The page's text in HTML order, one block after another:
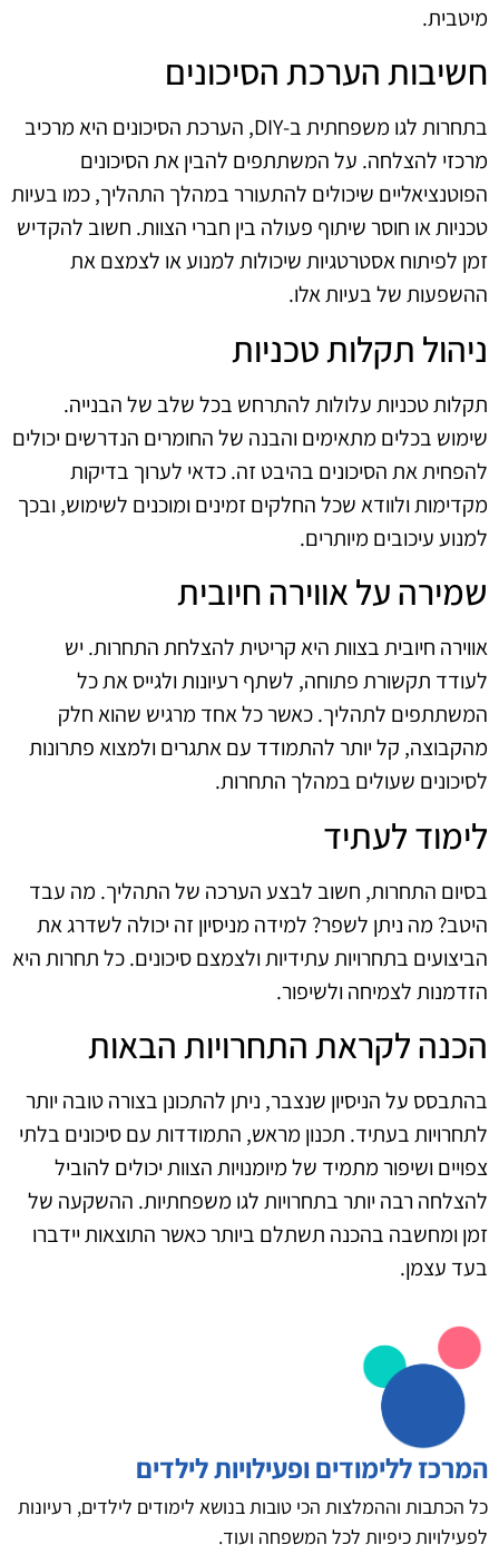
מיטבית.
חשיבות הערכת הסיכונים
בתחרות לגו משפחתית ב‑DIY, הערכת הסיכונים היא מרכיב
מרכזי להצלחה. על המשתתפים להבין את הסיכונים
הפוטנציאליים שיכולים להתעורר במהלך התהליך, כמו בעיות
טכניות או חוסר שיתוף פעולה בין חברי הצוות. חשוב להקדיש
זמן לפיתוח אסטרטגיות שיכולות למנוע או לצמצם את
ההשפעות של בעיות אלו.
ניהול תקלות טכניות
תקלות טכניות עלולות להתרחש בכל שלב של הבנייה.
שימוש בכלים מתאימים והבנה של החומרים הנדרשים יכולים
להפחית את הסיכונים בהיבט זה. כדאי לערוך בדיקות
מקדימות ולוודא שכל החלקים זמינים ומוכנים לשימוש, ובכך
למנוע עיכובים מיותרים.
שמירה על אווירה חיובית
אווירה חיובית בצוות היא קריטית להצלחת התחרות. יש
לעודד תקשורת פתוחה, לשתף רעיונות ולגייס את כל
המשתתפים לתהליך. כאשר כל אחד מרגיש שהוא חלק
מהקבוצה, קל יותר להתמודד עם אתגרים ולמצוא פתרונות
לסיכונים שעולים במהלך התחרות.
לימוד לעתיד
בסיום התחרות, חשוב לבצע הערכה של התהליך. מה עבד
היטב? מה ניתן לשפר? למידה מניסיון זה יכולה לשדרג את
הביצועים בתחרויות עתידיות ולצמצם סיכונים. כל תחרות היא
הזדמנות לצמיחה ולשיפור.
הכנה לקראת התחרויות הבאות
בהתבסס על הניסיון שנצבר, ניתן להתכונן בצורה טובה יותר
לתחרויות בעתיד. תכנון מראש, התמודדות עם סיכונים בלתי
צפויים ושיפור מתמיד של מיומנויות הצוות יכולים להוביל
להצלחה רבה יותר בתחרויות לגו משפחתיות. ההשקעה של
זמן ומחשבה בהכנה תשתלם ביותר כאשר התוצאות יידברו
בעד עצמן.
המרכז ללימודים ופעילויות לילדים
כל הכתבות וההמלצות הכי טובות בנושא לימודים לילדים, רעיונות
לפעילויות כיפיות לכל המשפחה ועוד.